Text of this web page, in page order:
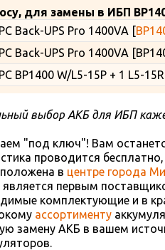
для замены в ИБП
Back-UPS Pro 1400VA [
Back-UPS Pro 1400VA
BP1400 W/L5-15P + 1 L5-
выбор АКБ для ИБП
"под ключ"! Вам
проводится
в центре города
первым
комплектующие и в
ассортименту
замену АКБ в вашем